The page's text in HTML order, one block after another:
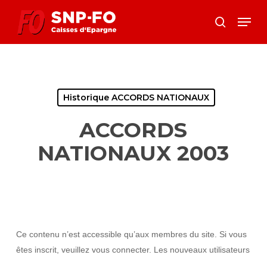
search
Menu
Historique ACCORDS NATIONAUX
ACCORDS
NATIONAUX 2003
Ce contenu n’est accessible qu’aux membres du site. Si vous
êtes inscrit, veuillez vous connecter. Les nouveaux utilisateurs